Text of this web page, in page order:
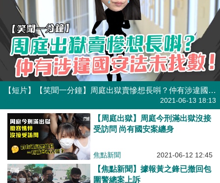
【短片】【笑聞一分鐘】周庭出獄賣慘想長唞？仲有涉違國安法未找數！
2021-06-13 18:13
【周庭出獄】周庭今刑滿出獄沒接
受訪問 尚有國安案纏身
焦點新聞 2021-06-12 12:45
【焦點新聞】據報黃之鋒已撤回包
圍警總案上訴